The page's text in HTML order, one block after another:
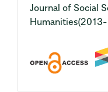
Journal of Social